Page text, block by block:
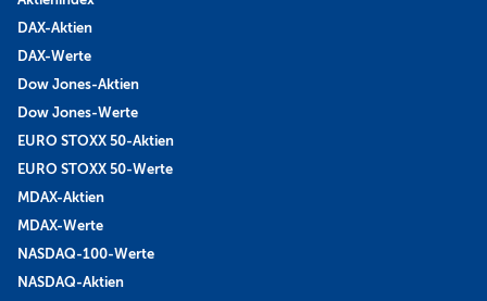
DAX-Aktien
DAX-Werte
Dow Jones-Aktien
Dow Jones-Werte
EURO STOXX 50-Aktien
EURO STOXX 50-Werte
MDAX-Aktien
MDAX-Werte
NASDAQ-100-Werte
NASDAQ-Aktien